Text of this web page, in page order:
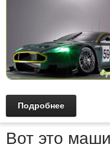
Подробнее
Вот это